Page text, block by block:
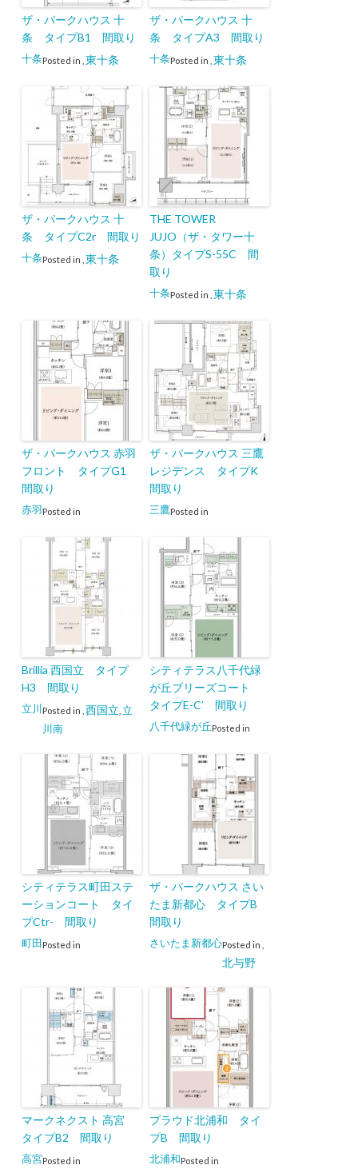
ザ・パークハウス 十
条 タイプB1 間取り
Posted in
十条 東十条
ザ・パークハウス 十
条 タイプA3 間取り
Posted in
十条 東十条
ザ・パークハウス 十
条 タイプC2r 間取り
Posted in
十条 東十条
THE TOWER
JUJO（ザ・タワー十
条）タイプS-55C 間
取り
Posted in
十条 東十条
ザ・パークハウス 赤羽
フロント タイプG1
間取り
Posted in
赤羽
ザ・パークハウス 三鷹
レジデンス タイプK
間取り
Posted in
三鷹
Brillia 西国立 タイプ
H3 間取り
Posted in
立川 西国立 立
川南
シティテラス八千代緑
が丘ブリーズコート
タイプE-C’ 間取り
Posted in
八千代緑が丘
シティテラス町田ステ
ーションコート タイ
プCtr- 間取り
Posted in
町田
ザ・パークハウス さい
たま新都心 タイプB
間取り
Posted in
さいたま新都心
北与野
マークネクスト 高宮
タイプB2 間取り
Posted in
高宮
プラウド北浦和 タイ
プB 間取り
Posted in
北浦和